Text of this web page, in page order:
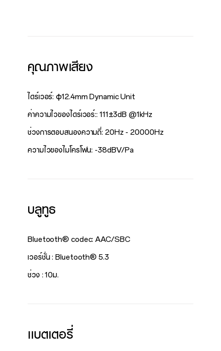
คุณภาพเสียง
ไดร์เวอร์: φ12.4mm Dynamic Unit
ค่าความไวของไดร์เวอร์:: 111±3dB @1kHz
ช่วงการตอบสนองความถี่: 20Hz - 20000Hz
ความไวของไมโครโฟน: -38dBV/Pa
บลูทูธ
Bluetooth® codec: AAC/SBC
เวอร์ชั่น : Bluetooth® 5.3
ช่วง : 10ม.
แบตเตอรี่